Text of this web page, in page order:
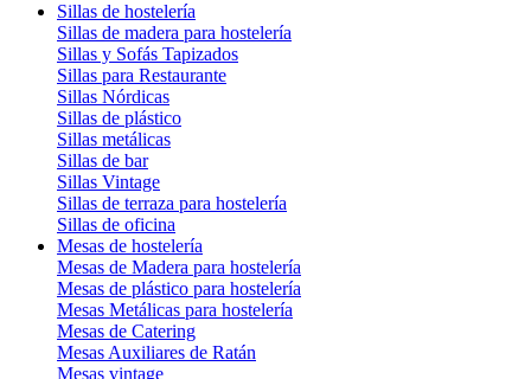
Sillas de hostelería
Sillas de madera para hostelería
Sillas y Sofás Tapizados
Sillas para Restaurante
Sillas Nórdicas
Sillas de plástico
Sillas metálicas
Sillas de bar
Sillas Vintage
Sillas de terraza para hostelería
Sillas de oficina
Mesas de hostelería
Mesas de Madera para hostelería
Mesas de plástico para hostelería
Mesas Metálicas para hostelería
Mesas de Catering
Mesas Auxiliares de Ratán
Mesas vintage